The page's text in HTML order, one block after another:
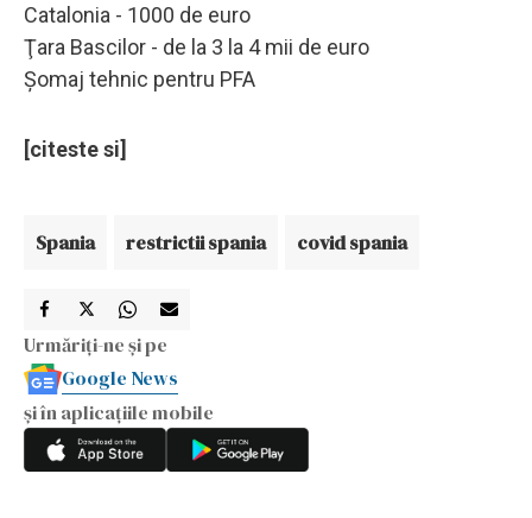
Catalonia - 1000 de euro
Ţara Bascilor - de la 3 la 4 mii de euro
Şomaj tehnic pentru PFA
[citeste si]
Spania restrictii spania covid spania
Urmăriți-ne și pe
Google News
și în aplicațiile mobile